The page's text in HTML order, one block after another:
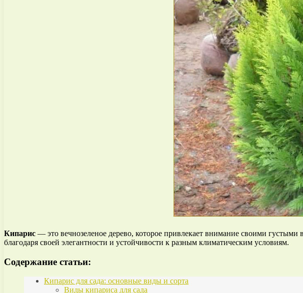
Кипарис — это вечнозеленое дерево, которое привлекает внимание своими
благодаря своей элегантности и устойчивости к разным климатическим условиям.
Содержание статьи:
Кипарис для сада: основные виды и сорта
Виды кипариса для сада